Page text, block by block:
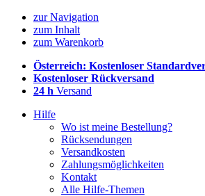
zur Navigation
zum Inhalt
zum Warenkorb
Österreich: Kostenloser
Kostenloser Rückversand
24 h Versand
Hilfe
Wo ist meine Bestellung?
Rücksendungen
Versandkosten
Zahlungsmöglichkeiten
Kontakt
Alle Hilfe-Themen